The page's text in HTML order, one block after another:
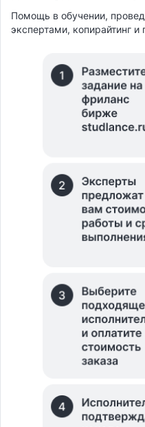
Помощь в обучении,
экспертами, копирайтинг и